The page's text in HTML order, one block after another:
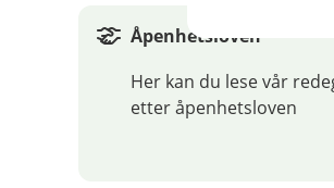
Åpenhetsloven
Her kan du lese vår
etter åpenhetsloven